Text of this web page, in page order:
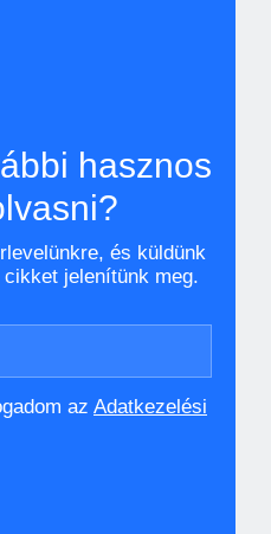
hasznos
és küldünk
jelenítünk meg.
az Adatkezelési